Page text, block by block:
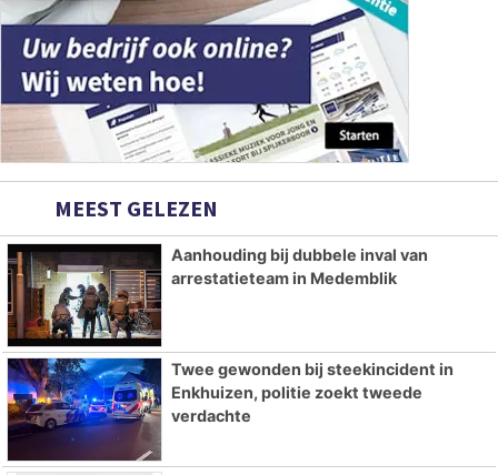
MEEST GELEZEN
Aanhouding bij dubbele inval van
arrestatieteam in Medemblik
Twee gewonden bij steekincident in
Enkhuizen, politie zoekt tweede
verdachte